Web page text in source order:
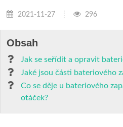
2021-11-27 296
Obsah
Jak se seřídit a opravit
Jaké jsou části bateriového
Co se děje u bateriového
otáček?